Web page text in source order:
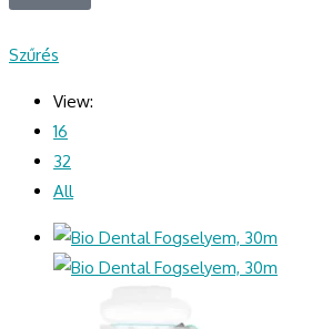
Szűrés
View:
16
32
All